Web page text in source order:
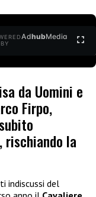
BY
AdhubMedia
da Uomini e
Firpo,
rischiando la
indiscussi del